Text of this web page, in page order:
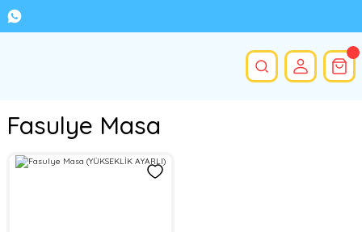
Fasulye Masa